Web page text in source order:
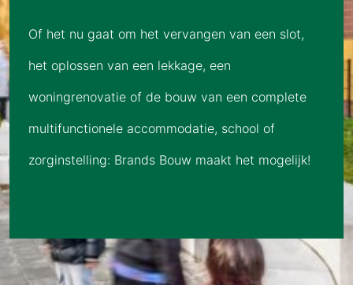
Of het nu gaat om het vervangen van een slot,
het oplossen van een lekkage, een
woningrenovatie of de bouw van een complete
multifunctionele accommodatie, school of
zorginstelling: Brands Bouw maakt het mogelijk!